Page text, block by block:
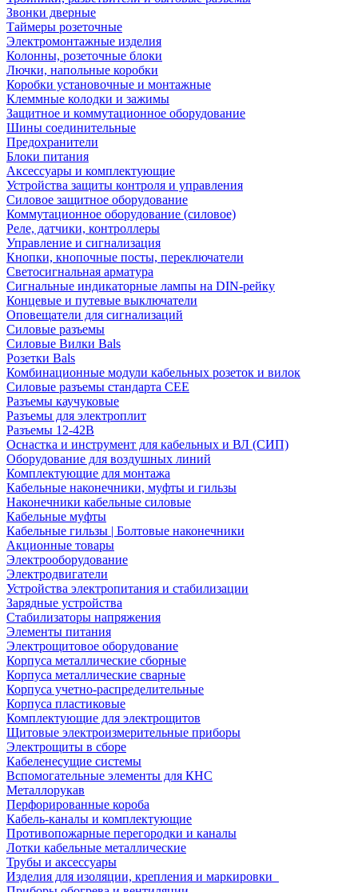
Звонки дверные
Таймеры розеточные
Электромонтажные изделия
Колонны, розеточные блоки
Лючки, напольные коробки
Коробки установочные и монтажные
Клеммные колодки и зажимы
Защитное и коммутационное оборудование
Шины соединительные
Предохранители
Блоки питания
Аксессуары и комплектующие
Устройства защиты контроля и управления
Силовое защитное оборудование
Коммутационное оборудование (силовое)
Реле, датчики, контроллеры
Управление и сигнализация
Кнопки, кнопочные посты, переключатели
Светосигнальная арматура
Сигнальные индикаторные лампы на DIN-рейку
Концевые и путевые выключатели
Оповещатели для сигнализаций
Силовые разъемы
Силовые Вилки Bals
Розетки Bals
Комбинационные модули кабельных розеток и вилок
Силовые разъемы стандарта CEE
Разъемы каучуковые
Разъемы для электроплит
Разъемы 12-42В
Оснастка и инструмент для кабельных и ВЛ (СИП)
Оборудование для воздушных линий
Комплектующие для монтажа
Кабельные наконечники, муфты и гильзы
Наконечники кабельные силовые
Кабельные муфты
Кабельные гильзы | Болтовые наконечники
Акционные товары
Электрооборудование
Электродвигатели
Устройства электропитания и стабилизации
Зарядные устройства
Стабилизаторы напряжения
Элементы питания
Электрощитовое оборудование
Корпуса металлические сборные
Корпуса металлические сварные
Корпуса учетно-распределительные
Корпуса пластиковые
Комплектующие для электрощитов
Щитовые электроизмерительные приборы
Электрощиты в сборе
Кабеленесущие системы
Вспомогательные элементы для КНС
Металлорукав
Перфорированные короба
Кабель-каналы и комплектующие
Противопожарные перегородки и каналы
Лотки кабельные металлические
Трубы и аксессуары
Изделия для изоляции, крепления и маркировки